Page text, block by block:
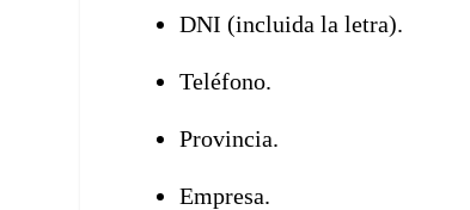
DNI (incluida la letra).
Teléfono.
Provincia.
Empresa.